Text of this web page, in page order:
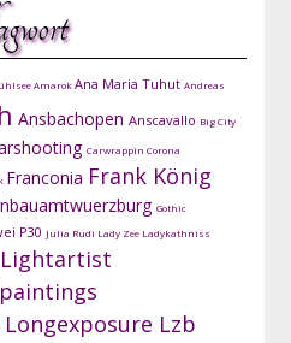
AmarokAna Maria Tuhut Andreas
Ansbachopen Anscavallo Big City
Carwrappin Corona
Franconia Frank König
Gothic
P30 Julia Rudi Lady Zee Ladykathniss
Lightartist
Longexposure Lzb